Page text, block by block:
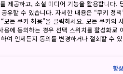
고 저 강
50%
제공하고, 소셜 미디어 기능을 활용합니다.
유할 수 있습니다. 자세한 내용은 “쿠키 정
든 쿠키 허용”을 클릭하세요. 모든 쿠키의
에 동의하는 경우 선택 스위치를 활성화로
여 언제든지 동의를 변경하거나 철회할 수
항